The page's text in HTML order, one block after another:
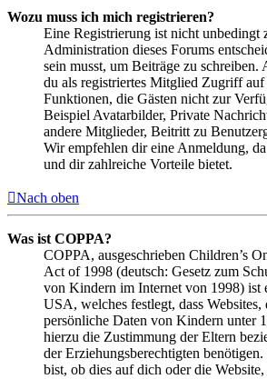
Wozu muss ich mich registrieren?
Eine Registrierung ist nicht
Administration dieses Forums
sein musst, um Beiträge zu schreiben.
du als registriertes Mitglied Zugriff auf
Funktionen, die Gästen nicht zur
Beispiel Avatarbilder, Private
andere Mitglieder, Beitritt zu
Wir empfehlen dir eine Anmeldung,
und dir zahlreiche Vorteile bietet.
Nach oben
Was ist COPPA?
COPPA, ausgeschrieben Children’s
Act of 1998 (deutsch: Gesetz zum
von Kindern im Internet von 1998) ist
USA, welches festlegt, dass
persönliche Daten von Kindern unter
hierzu die Zustimmung der Eltern
der Erziehungsberechtigten
bist, ob dies auf dich oder die